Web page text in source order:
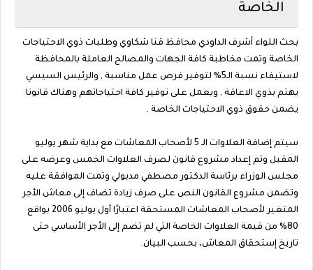
الخاصة
بحث اللواء أشرف الداودي محافظ قنا شكاوي وطلبات ذوي الاحتياجات
الخاصة وتمت مخاطبة كافة الجهات والمصالح العاملة بالمحافظة
لاستيفاء نسبة الـ5% لتوفير فرص عمل مناسبة , والرئيس السيسي
يهتم بذوي الاعاقة , ويعمل على توفير كافة احتياجاتهم وهناك قانونا
يضمن حقوق ذوي الاحتياجات الخاصة .
سيتم إضافة العلاوات الـ 5 لأصحاب المعاشات مع بداية شهر يوليو
المقبل وتم إعداد مشروع قانون لصرف العلاوات الخمس وعرضه على
مجلس الوزراء برئاسة الدكتور مصطفي مدبولي وتمت الموافقة عليه
وتضمن مشروع القانون النص على صرف زيادة تضاف إلى معاش الأجر
المتغير لأصحاب المعاشات المستحقة اعتبارًا أول يوليو 2006 بواقع
80% من قيمة العلاوات الخاصة التي لم تضم إلى الأجر الأساسي حتى
تاريخ إستحقاق المعاش، بحسب البيان.